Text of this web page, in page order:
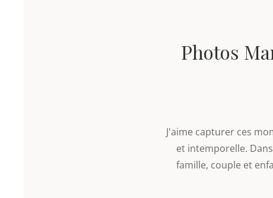
Photos
J'aime capturer ces
et intemporelle.
famille, couple et